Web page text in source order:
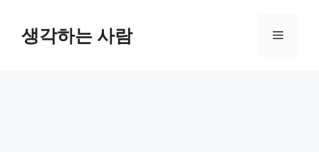
content생각하는 사람 Menu